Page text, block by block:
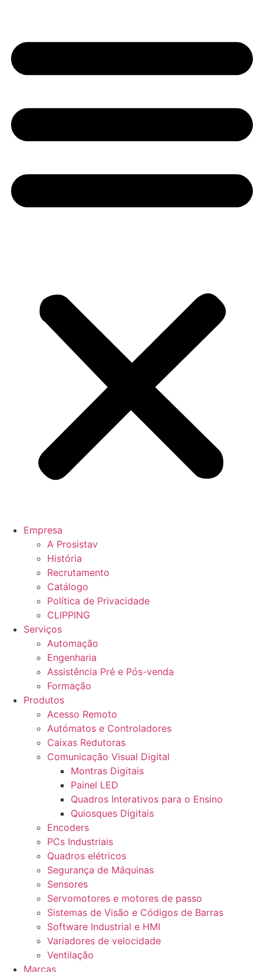
Empresa
A Prosistav
História
Recrutamento
Catálogo
Política de Privacidade
CLIPPING
Serviços
Automação
Engenharia
Assistência Pré e Pós-venda
Formação
Produtos
Acesso Remoto
Autómatos e Controladores
Caixas Redutoras
Comunicação Visual Digital
Montras Digitais
Painel LED
Quadros Interativos para o Ensino
Quiosques Digitais
Encoders
PCs Industriais
Quadros elétricos
Segurança de Máquinas
Sensores
Servomotores e motores de passo
Sistemas de Visão e Códigos de Barras
Software Industrial e HMI
Variadores de velocidade
Ventilação
Marcas